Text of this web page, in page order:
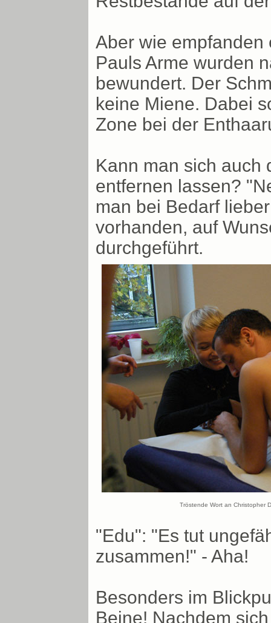
Aber wie empfanden
Pauls Arme wurden
bewundert. Der
keine Miene. Dabei
Zone bei der
Kann man sich auch
entfernen lassen?
man bei Bedarf
vorhanden, auf
durchgeführt.
Tröstende Wort an Christopher
"Edu": "Es tut
zusammen!" - Aha!
Besonders im
Beine! Nachdem